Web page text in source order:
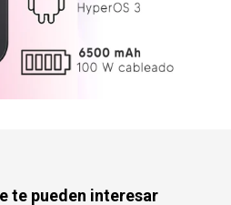
te pueden interesar